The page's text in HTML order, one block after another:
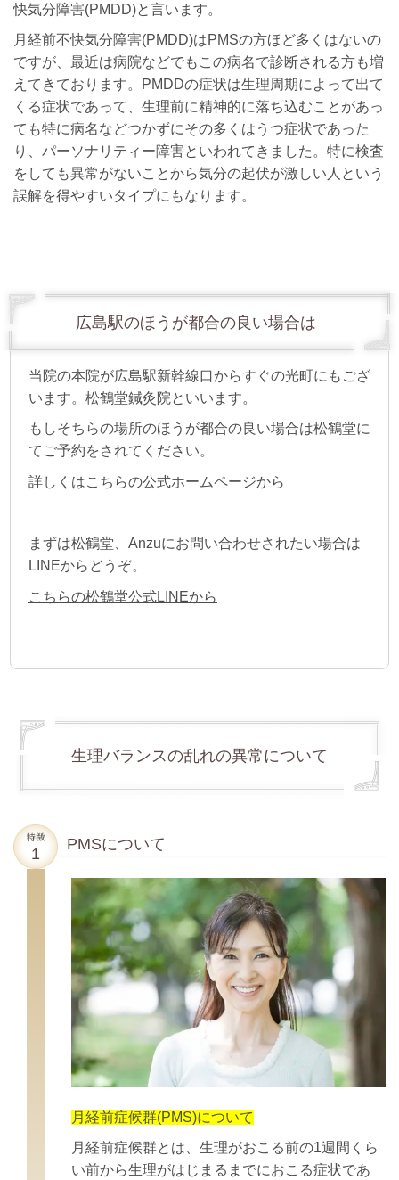
快気分障害(PMDD)と言います。
月経前不快気分障害(PMDD)はPMSの方ほど多くはないの
ですが、最近は病院などでもこの病名で診断される方も増
えてきております。PMDDの症状は生理周期によって出て
くる症状であって、生理前に精神的に落ち込むことがあっ
ても特に病名などつかずにその多くはうつ症状であった
り、パーソナリティー障害といわれてきました。特に検査
をしても異常がないことから気分の起伏が激しい人という
誤解を得やすいタイプにもなります。
広島駅のほうが都合の良い場合は
当院の本院が広島駅新幹線口からすぐの光町にもござ
います。 松鶴堂鍼灸院といいます。
もしそちらの場所のほうが都合の良い場合は松鶴堂に
てご予約をされてください。
詳しくはこちらの公式ホームページから
まずは松鶴堂、Anzuにお問い合わせされたい場合は
LINEからどうぞ。
こちらの松鶴堂公式LINEから
生理バランスの乱れの異常について
PMSについて
月経前症候群(PMS)について
月経前症候群とは、生理がおこる前の1週間くら
い前から生理がはじまるまでにおこる症状であ